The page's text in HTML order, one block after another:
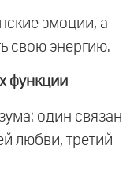
эмоции, а
свою энергию.
функции
один связан
любви, третий